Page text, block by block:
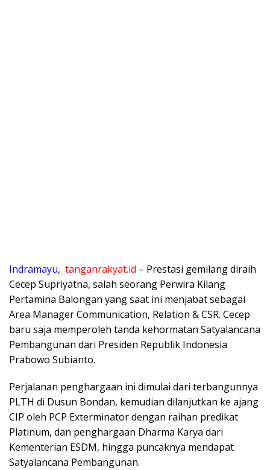
Indramayu, tanganrakyat.id – Prestasi gemilang diraih
Cecep Supriyatna, salah seorang Perwira Kilang
Pertamina Balongan yang saat ini menjabat sebagai
Area Manager Communication, Relation & CSR. Cecep
baru saja memperoleh tanda kehormatan Satyalancana
Pembangunan dari Presiden Republik Indonesia
Prabowo Subianto.
Perjalanan penghargaan ini dimulai dari terbangunnya
PLTH di Dusun Bondan, kemudian dilanjutkan ke ajang
CIP oleh PCP Exterminator dengan raihan predikat
Platinum, dan penghargaan Dharma Karya dari
Kementerian ESDM, hingga puncaknya mendapat
Satyalancana Pembangunan.